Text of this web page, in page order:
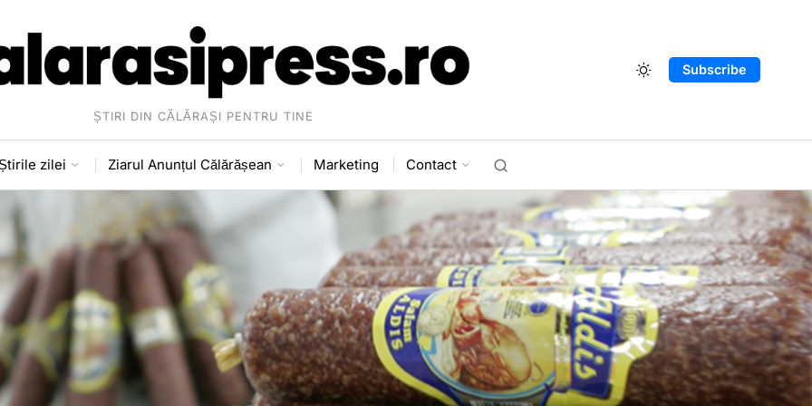
ȘTIRI DIN CĂLĂRAȘI PENTRU TINE
Subscribe
zilei Ziarul Anunțul Călărășean Marketing Contact